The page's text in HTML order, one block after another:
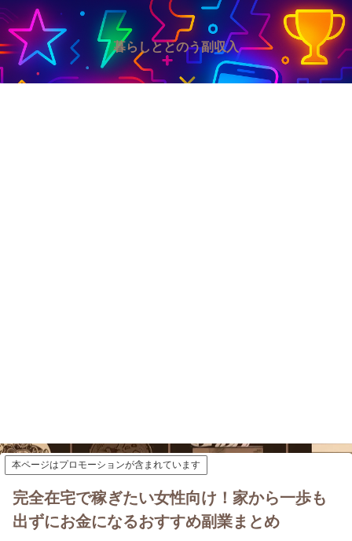
暮らしととのう副収入
本ページはプロモーションが含まれています
完全在宅で稼ぎたい女性向け！家から一歩も
出ずにお金になるおすすめ副業まとめ